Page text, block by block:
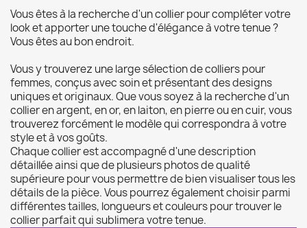
Vous êtes à la recherche d'un collier pour compléter votre
look et apporter une touche d'élégance à votre tenue ?
Vous êtes au bon endroit.
Vous y trouverez une large sélection de colliers pour
femmes, conçus avec soin et présentant des designs
uniques et originaux. Que vous soyez à la recherche d'un
collier en argent, en or, en laiton, en pierre ou en cuir, vous
trouverez forcément le modèle qui correspondra à votre
style et à vos goûts.
Chaque collier est accompagné d'une description
détaillée ainsi que de plusieurs photos de qualité
supérieure pour vous permettre de bien visualiser tous les
détails de la pièce. Vous pourrez également choisir parmi
différentes tailles, longueurs et couleurs pour trouver le
collier parfait qui sublimera votre tenue.